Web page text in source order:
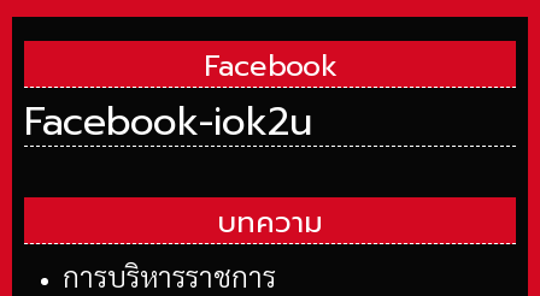
Facebook
Facebook-iok2u
บทความ
การบริหารราชการ